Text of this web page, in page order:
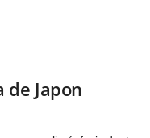
de Japon